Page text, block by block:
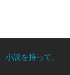
小説を持って。